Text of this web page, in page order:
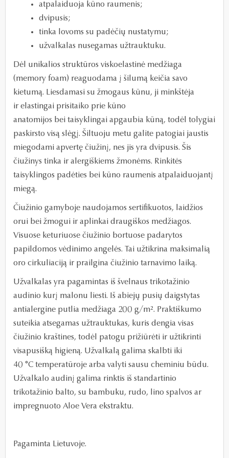
atpalaiduoja kūno raumenis;
dvipusis;
tinka lovoms su padėčių nustatymu;
užvalkalas nusegamas užtrauktuku.
Dėl unikalios struktūros viskoelastinė medžiaga
(memory foam) reaguodama į šilumą keičia savo
kietumą. Liesdamasi su žmogaus kūnu, ji minkštėja
ir elastingai prisitaiko prie kūno
anatomijos bei taisyklingai apgaubia kūną, todėl tolygiai
paskirsto visą slėgį. Šiltuoju metu galite patogiai jaustis
miegodami apvertę čiužinį, nes jis yra dvipusis. Šis
čiužinys tinka ir alergiškiems žmonėms. Rinkitės
taisyklingos padėties bei kūno raumenis atpalaiduojantį
miegą.
Čiužinio gamyboje naudojamos sertifikuotos, laidžios
orui bei žmogui ir aplinkai draugiškos medžiagos.
Visuose keturiuose čiužinio bortuose padarytos
papildomos vėdinimo angelės. Tai užtikrina maksimalią
oro cirkuliaciją ir prailgina čiužinio tarnavimo laiką.
Užvalkalas yra pagamintas iš švelnaus trikotažinio
audinio kurį malonu liesti. Iš abiejų pusių daigstytas
antialergine putlia medžiaga 200 g/m². Praktiškumo
suteikia atsegamas užtrauktukas, kuris dengia visas
čiužinio kraštines, todėl patogu prižiūrėti ir užtikrinti
visapusišką higieną. Užvalkalą galima skalbti iki
40 °C temperatūroje arba valyti sausu cheminiu būdu.
Užvalkalo audinį galima rinktis iš standartinio
trikotažinio balto, su bambuku, rudo, lino spalvos ar
impregnuoto Aloe Vera ekstraktu.
Pagaminta Lietuvoje.